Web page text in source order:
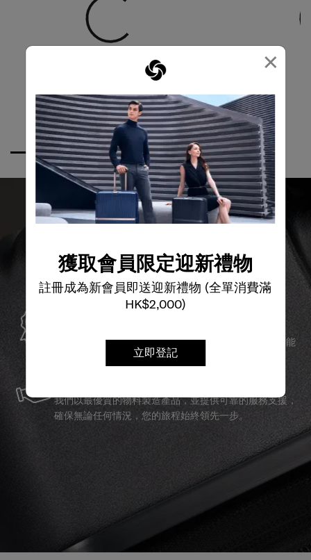
×
獲取會員限定迎新禮物
註冊成為新會員即送迎新禮物 (全單消費滿
HK$2,000)
立即登記
全球保修
夠長久伴隨您身邊。
服務與維修
確保無論任何情況，您的旅程始終領先一步。